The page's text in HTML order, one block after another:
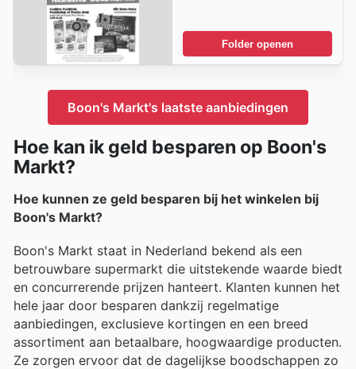
Folder openen
Boon's Markt's laatste aanbiedingen
Hoe kan ik geld besparen op Boon's
Markt?
Hoe kunnen ze geld besparen bij het winkelen bij
Boon's Markt?
Boon's Markt staat in Nederland bekend als een
betrouwbare supermarkt die uitstekende waarde biedt
en concurrerende prijzen hanteert. Klanten kunnen het
hele jaar door besparen dankzij regelmatige
aanbiedingen, exclusieve kortingen en een breed
assortiment aan betaalbare, hoogwaardige producten.
Ze zorgen ervoor dat de dagelijkse boodschappen zo